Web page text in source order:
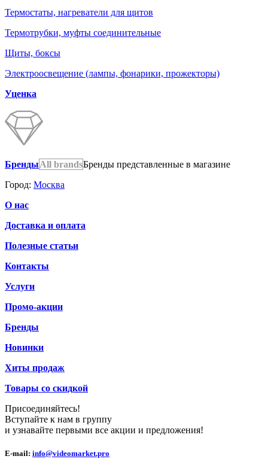
Термостаты, нагреватели для щитов
Термотрубки, муфты соединительные
Щиты, боксы
Электроосвещение (лампы, фонарики, прожекторы)
Уценка
БрендыAll brandsБренды представленные в магазине
Город: Москва
О нас
Доставка и оплата
Полезные статьи
Контакты
Услуги
Промо-акции
Бренды
Новинки
Хиты продаж
Товары со скидкой
Присоединяйтесь!
Вступайте к нам в группу
и узнавайте первыми все акции и предложения!
E-mail: info@videomarket.pro